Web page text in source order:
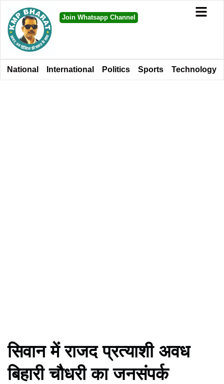
Join Whatsapp Channel
National International Politics Sports Technology
सिवान में राजद प्रत्याशी अवध
बिहारी चौधरी का जनसंपर्क